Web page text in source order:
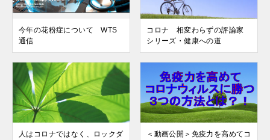
今年の花粉症について WTS
通信
コロナ 相変わらずの評論家
シリーズ・健康への道
人はコロナではなく、ロックダ
＜動画公開＞免疫力を高めてコ